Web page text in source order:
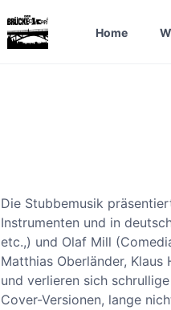
Home
Die Stubbemusik
Instrumenten und in
etc.,) und Olaf Mill
Matthias Oberländer,
und verlieren sich
Cover-Versionen, lange